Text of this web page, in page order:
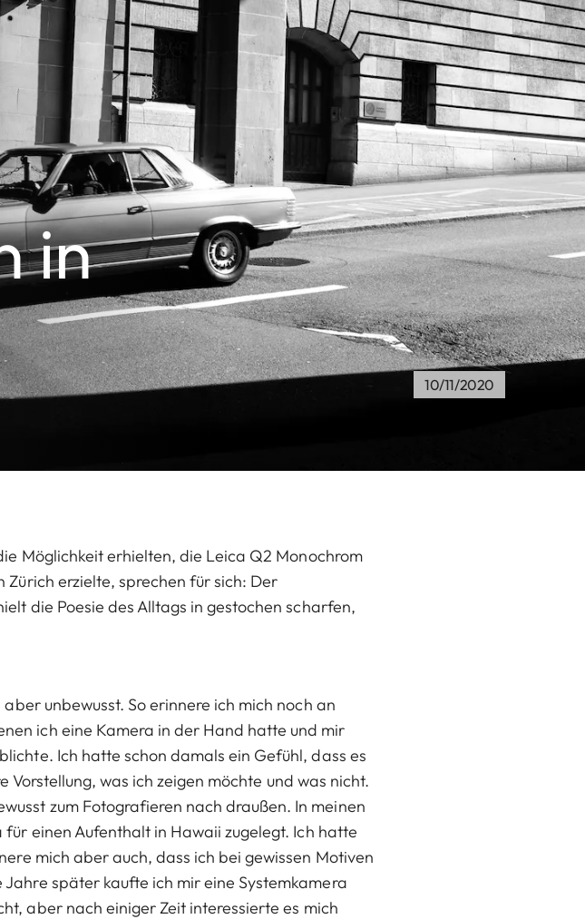
in
10/11/2020
Möglichkeit erhielten, die Leica Q2 Monochrom
erzielte, sprechen für sich: Der
die Poesie des Alltags in gestochen scharfen,
unbewusst. So erinnere ich mich noch an
ich eine Kamera in der Hand hatte und mir
Ich hatte schon damals ein Gefühl, dass es
was ich zeigen möchte und was nicht.
zum Fotografieren nach draußen. In meinen
einen Aufenthalt in Hawaii zugelegt. Ich hatte
mich aber auch, dass ich bei gewissen Motiven
später kaufte ich mir eine Systemkamera
aber nach einiger Zeit interessierte es mich